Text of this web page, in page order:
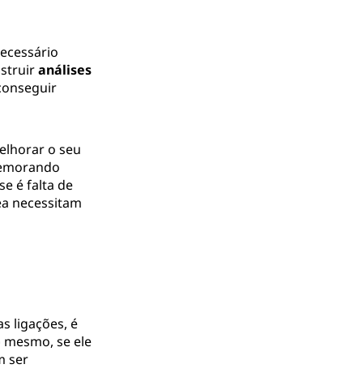
análises
o seu
é falta de
necessitam
ligações, é
se ele
ser